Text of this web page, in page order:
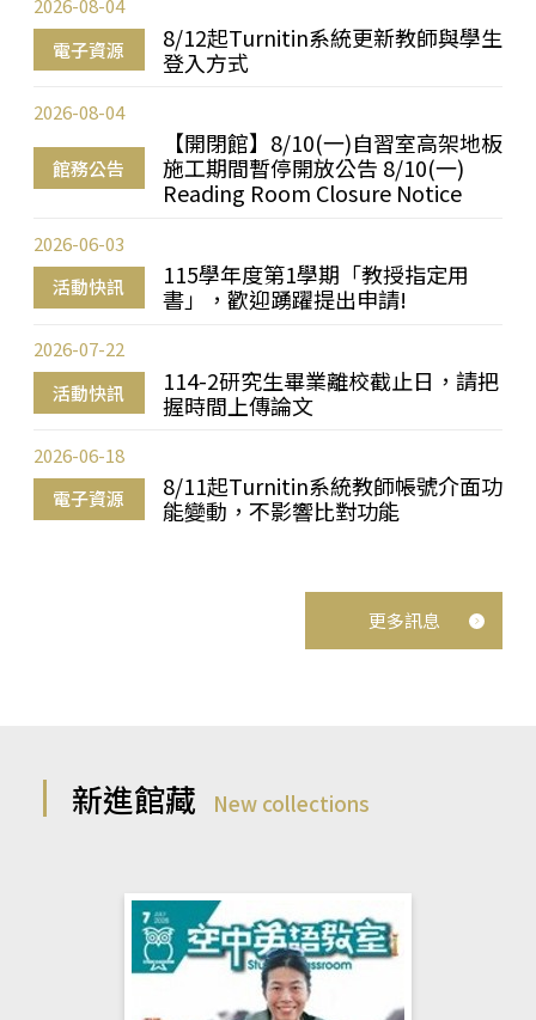
電子資源
8/12起Turnitin系統更新教師與學生
登入方式
2026-08-04
館務公告
【開閉館】8/10(一)自習室高架地板
施工期間暫停開放公告 8/10(一)
Reading Room Closure Notice
2026-08-04
活動快訊
115學年度第1學期「教授指定用
書」，歡迎踴躍提出申請!
2026-06-03
活動快訊
114-2研究生畢業離校截止日，請把
握時間上傳論文
2026-07-22
電子資源
8/11起Turnitin系統教師帳號介面功
能變動，不影響比對功能
2026-06-18
更多訊息
新進館藏 New collections